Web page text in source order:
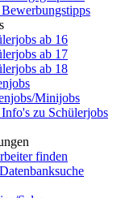
ab 16
ab 17
ab 18
Minijobs
zu Schülerjobs
finden